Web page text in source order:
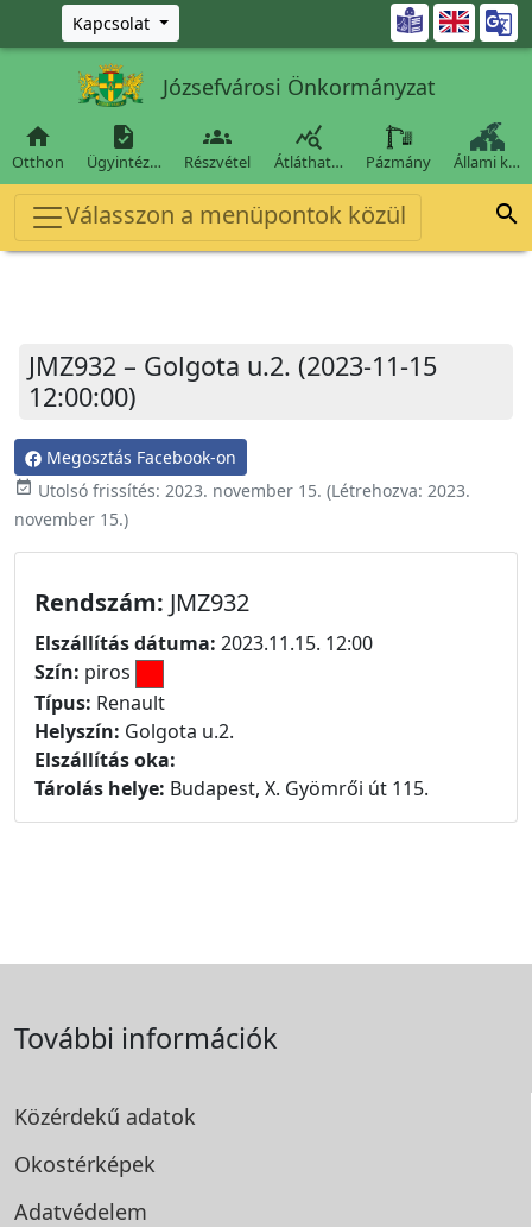
Ugrás a fő tartalomra
Kapcsolat 
Józsefvárosi Önkormányzat

Otthon

Ügyintéz…

Részvétel

Átláthat… Pázmány Állami k…
Válasszon a menüpontok közül 
JMZ932 – Golgota u.2. (2023-11-15
12:00:00)
Megosztás Facebook-on
event_available Utolsó frissítés: 2023. november 15. (Létrehozva: 2023.
november 15.)
Rendszám: JMZ932
Elszállítás dátuma: 2023.11.15. 12:00
Szín: piros
Típus: Renault
Helyszín: Golgota u.2.
Elszállítás oka:
Tárolás helye: Budapest, X. Gyömrői út 115.
További információk
Közérdekű adatok
Okostérképek
Adatvédelem